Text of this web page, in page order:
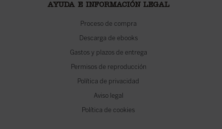
AYUDA E INFORMACIÓN LEGAL
Proceso de compra
Descarga de ebooks
Gastos y plazos de entrega
Permisos de reproducción
Política de privacidad
Aviso legal
Política de cookies